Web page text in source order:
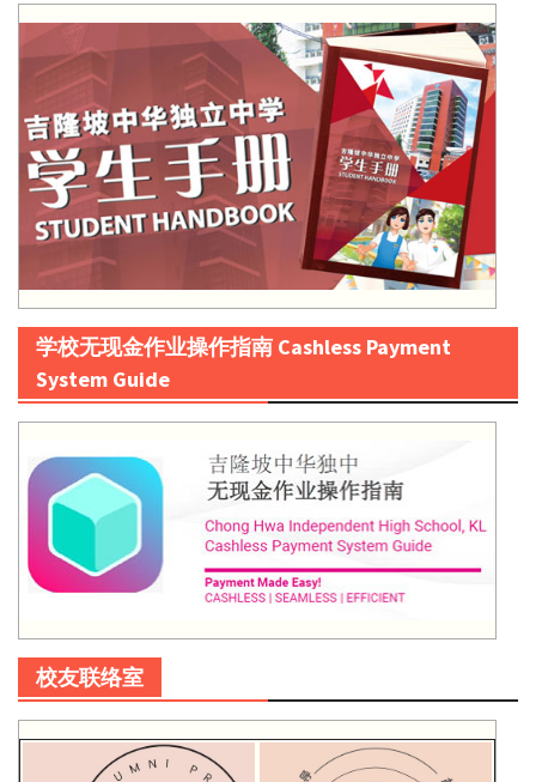
学校无现金作业操作指南 Cashless Payment
System Guide
校友联络室